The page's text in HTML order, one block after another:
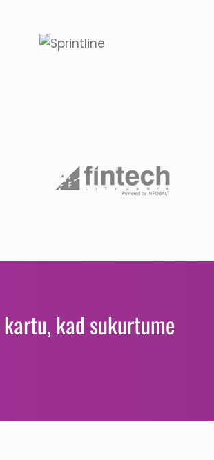
kad sukurtume